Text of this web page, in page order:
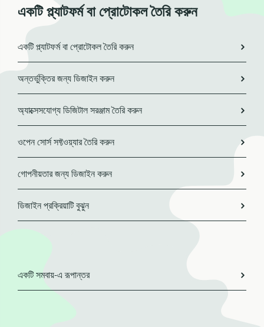
একটি প্ল্যাটফর্ম বা প্রোটোকল তৈরি করুন
একটি প্ল্যাটফর্ম বা প্রোটোকল তৈরি করুন
অন্তর্ভুক্তির জন্য ডিজাইন করুন
অ্যাক্সেসযোগ্য ডিজিটাল সরঞ্জাম তৈরি করুন
ওপেন সোর্স সফ্টওয়্যার তৈরি করুন
গোপনীয়তার জন্য ডিজাইন করুন
ডিজাইন প্রক্রিয়াটি বুঝুন
একটি সমবায়-এ রূপান্তর